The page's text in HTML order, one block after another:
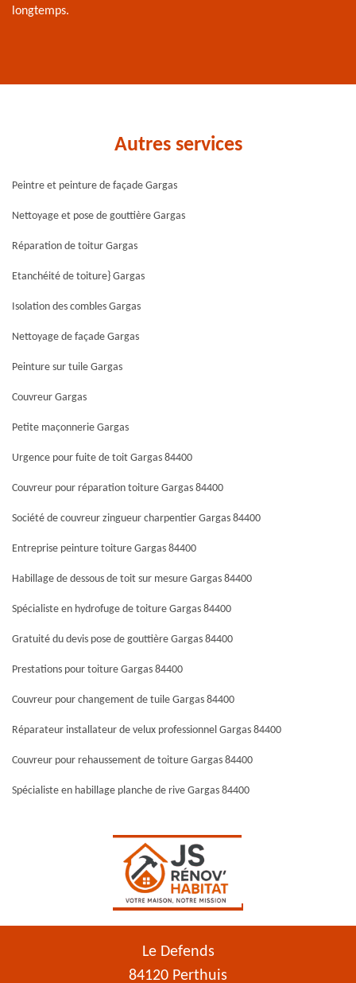
longtemps.
Autres services
Peintre et peinture de façade Gargas
Nettoyage et pose de gouttière Gargas
Réparation de toitur Gargas
Etanchéité de toiture} Gargas
Isolation des combles Gargas
Nettoyage de façade Gargas
Peinture sur tuile Gargas
Couvreur Gargas
Petite maçonnerie Gargas
Urgence pour fuite de toit Gargas 84400
Couvreur pour réparation toiture Gargas 84400
Société de couvreur zingueur charpentier Gargas 84400
Entreprise peinture toiture Gargas 84400
Habillage de dessous de toit sur mesure Gargas 84400
Spécialiste en hydrofuge de toiture Gargas 84400
Gratuité du devis pose de gouttière Gargas 84400
Prestations pour toiture Gargas 84400
Couvreur pour changement de tuile Gargas 84400
Réparateur installateur de velux professionnel Gargas 84400
Couvreur pour rehaussement de toiture Gargas 84400
Spécialiste en habillage planche de rive Gargas 84400
Le Defends
84120 Perthuis